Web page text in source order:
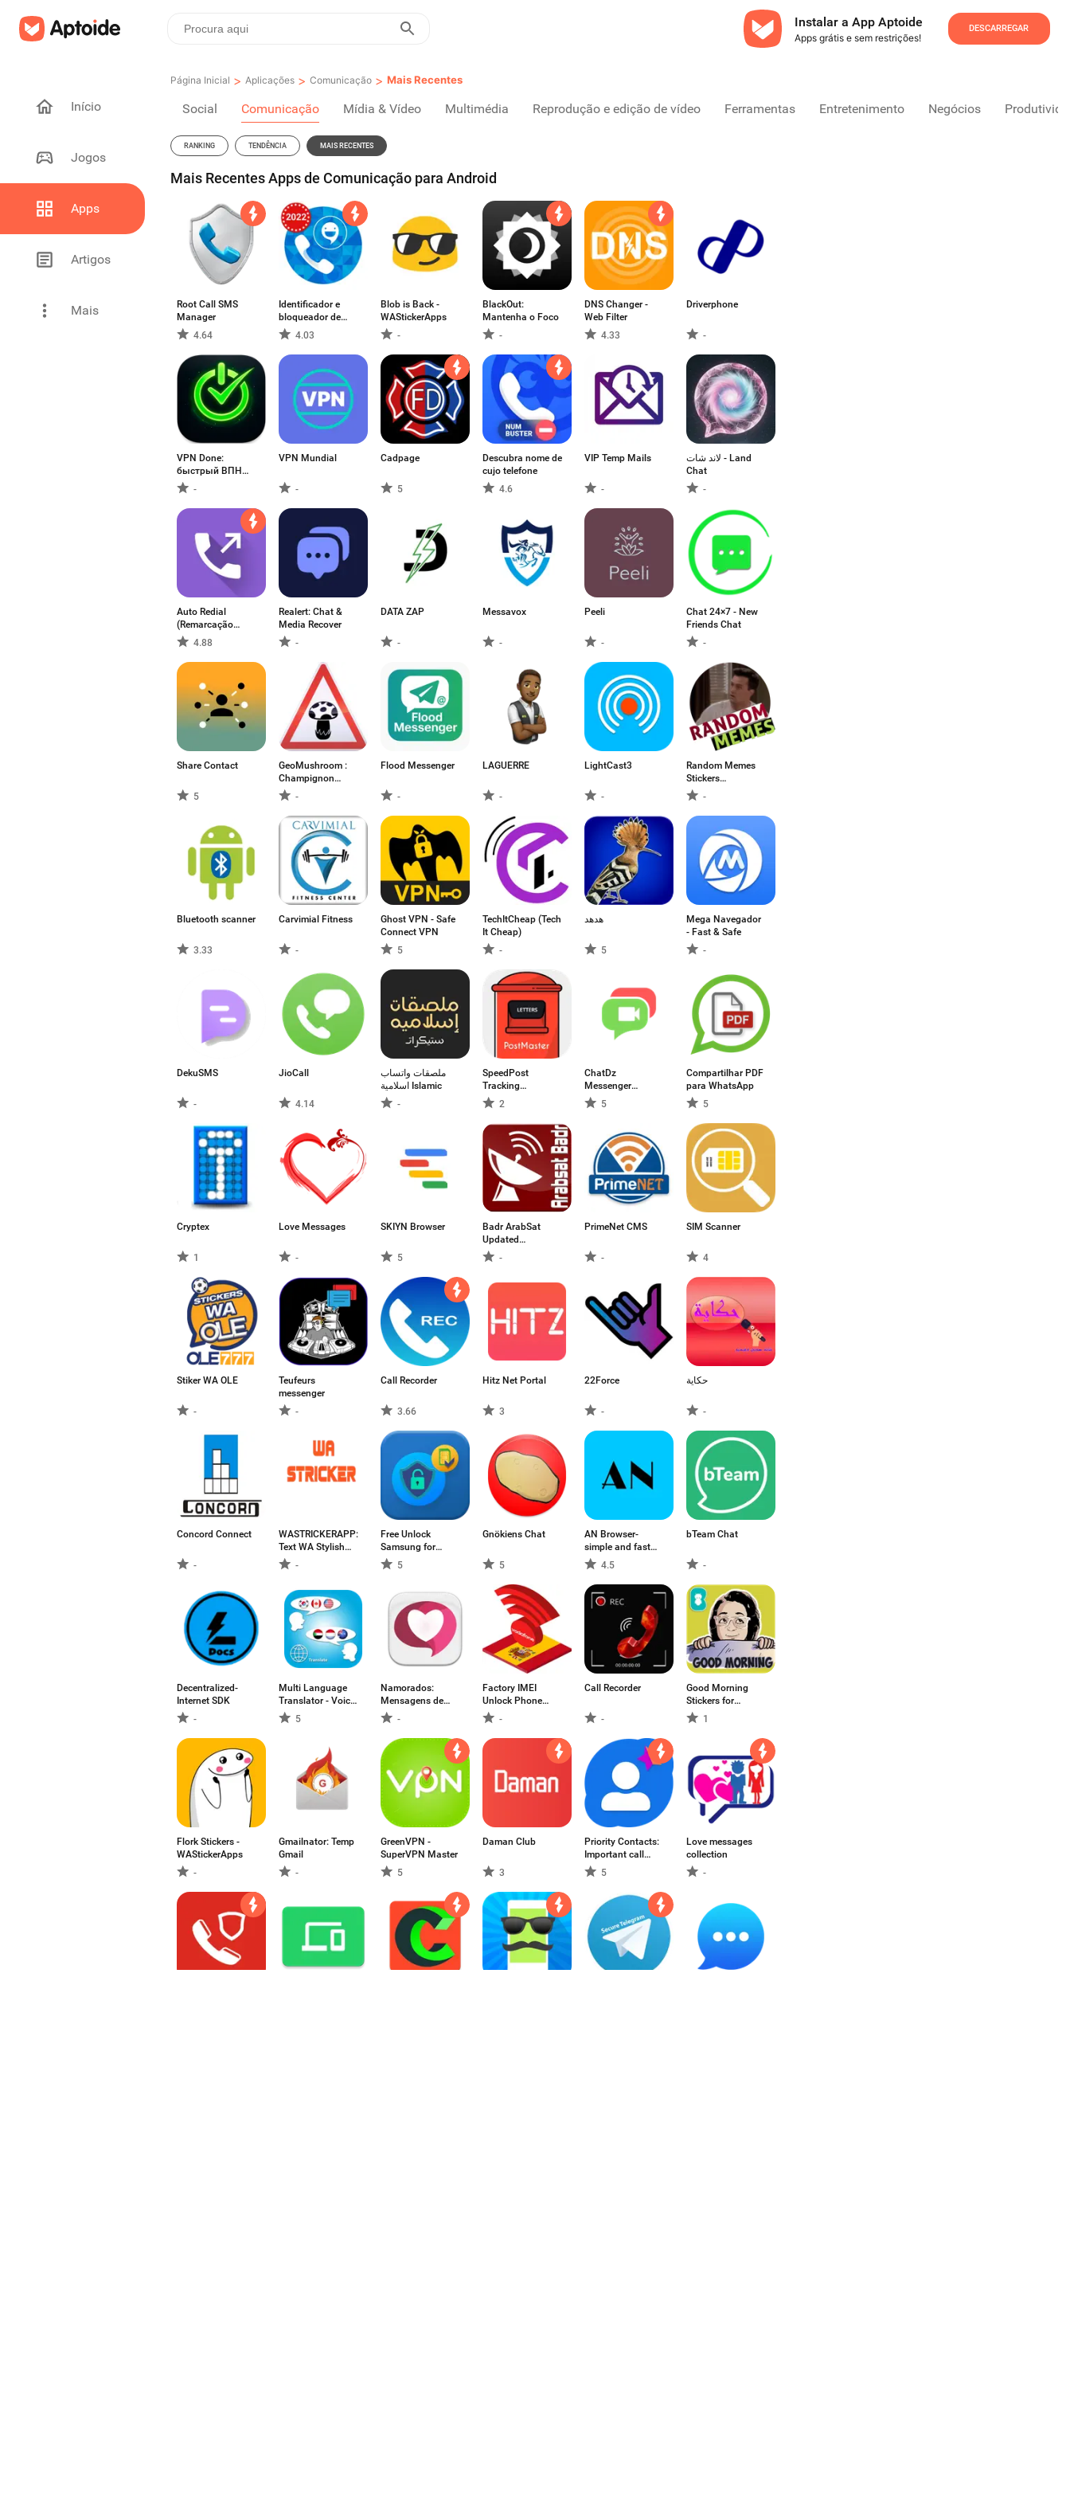
Instalar a App Aptoide
Apps grátis e sem restrições!
DESCARREGAR
Início
Jogos
Apps
Artigos
Mais
Página Inicial > Aplicações > Comunicação > Mais Recentes
Social Comunicação Mídia & Vídeo Multimédia Reprodução e edição de vídeo Ferramentas Entretenimento Negócios
RANKING TENDÊNCIA MAIS RECENTES
Mais Recentes Apps de Comunicação para Android
Root Call SMS
Manager
4.64
Identificador e
bloqueador de
chamadas:
CallApp
4.03
Blob is Back -
WAStickerApps
-
BlackOut:
Mantenha o Foco
-
DNS Changer -
Web Filter
4.33
Driverphone
-
VPN Done:
быстрый ВПН
Россия
-
VPN Mundial
-
Cadpage
5
Descubra nome de
cujo telefone
4.6
VIP Temp Mails
-
لاند شات - Land
Chat
-
Auto Redial
(Remarcação
Automática)
4.88
Realert: Chat &
Media Recover
-
DATA ZAP
-
Messavox
-
Peeli
-
Chat 24×7 - New
Friends Chat
-
Share Contact
5
GeoMushroom :
Champignon
cueillette
mycologie
-
Flood Messenger
-
LAGUERRE
-
LightCast3
-
Random Memes
Stickers
WhatsApp
-
Bluetooth scanner
3.33
Carvimial Fitness
-
Ghost VPN - Safe
Connect VPN
5
TechItCheap (Tech
It Cheap)
-
هدهد
5
Mega Navegador
- Fast & Safe
-
DekuSMS
-
JioCall
4.14
ملصقات واتساب
اسلامية Islamic
-
SpeedPost
Tracking
PostMaster
2
ChatDz
Messenger
videochamadas
5
Compartilhar PDF
para WhatsApp
5
Cryptex
1
Love Messages
-
SKIYN Browser
5
Badr ArabSat
Updated
Frequnecies 2020
-
PrimeNet CMS
-
SIM Scanner
4
Stiker WA OLE
-
Teufeurs
messenger
-
Call Recorder
3.66
Hitz Net Portal
3
22Force
-
حكاية
-
Concord Connect
-
WASTRICKERAPP:
Text WA Stylish
Stickers
-
Free Unlock
Samsung for
AT&T and Other
Networks
5
Gnökiens Chat
5
AN Browser-
simple and fast
browser
4.5
bTeam Chat
-
Decentralized-
Internet SDK
-
Multi Language
Translator - Voice
Text 5
Namorados:
Mensagens de
amor-
Factory IMEI
Unlock Phone
Spain Vodafone
Network
-
Call Recorder
-
Good Morning
Stickers for
WhatsApp -
WAStickerApps
1
Flork Stickers -
WAStickerApps
-
Gmailnator: Temp
Gmail
-
GreenVPN -
SuperVPN Master
5
Daman Club
3
Priority Contacts:
Important call
manager & filter
5
Love messages
collection
-